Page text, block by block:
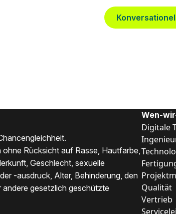
Rücksicht auf Rasse, Hautfarbe,
Geschlecht, sexuelle
-ausdruck, Alter, Behinderung, den
gesetzlich geschützte
Wen-
Digitale
Qualität
Vertrieb